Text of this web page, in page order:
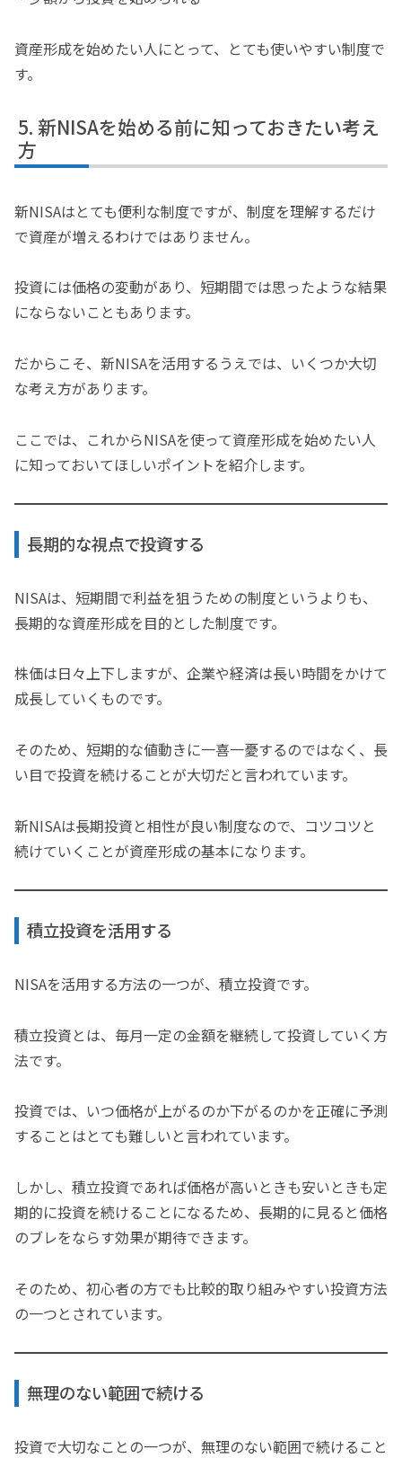
資産形成を始めたい人にとって、とても使いやすい制度で
す。
新NISAを始める前に知っておきたい考え
方
新NISAはとても便利な制度ですが、制度を理解するだけ
で資産が増えるわけではありません。
投資には価格の変動があり、短期間では思ったような結果
にならないこともあります。
だからこそ、新NISAを活用するうえでは、いくつか大切
な考え方があります。
ここでは、これからNISAを使って資産形成を始めたい人
に知っておいてほしいポイントを紹介します。
長期的な視点で投資する
NISAは、短期間で利益を狙うための制度というよりも、
長期的な資産形成を目的とした制度です。
株価は日々上下しますが、企業や経済は長い時間をかけて
成長していくものです。
そのため、短期的な値動きに一喜一憂するのではなく、長
い目で投資を続けることが大切だと言われています。
新NISAは長期投資と相性が良い制度なので、コツコツと
続けていくことが資産形成の基本になります。
積立投資を活用する
NISAを活用する方法の一つが、積立投資です。
積立投資とは、毎月一定の金額を継続して投資していく方
法です。
投資では、いつ価格が上がるのか下がるのかを正確に予測
することはとても難しいと言われています。
しかし、積立投資であれば価格が高いときも安いときも定
期的に投資を続けることになるため、長期的に見ると価格
のブレをならす効果が期待できます。
そのため、初心者の方でも比較的取り組みやすい投資方法
の一つとされています。
無理のない範囲で続ける
投資で大切なことの一つが、無理のない範囲で続けること